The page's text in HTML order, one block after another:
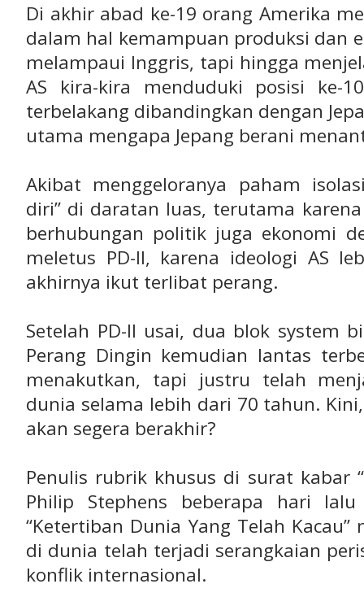
Di akhir abad ke-19 orang Amerika
dalam hal kemampuan produksi dan
melampaui Inggris, tapi hingga
AS kira-kira menduduki posisi ke-
terbelakang dibandingkan dengan
utama mengapa Jepang berani
Akibat menggeloranya paham
diri” di daratan luas, terutama
berhubungan politik juga ekonomi
meletus PD-II, karena ideologi AS
akhirnya ikut terlibat perang.
Setelah PD-II usai, dua blok system
Perang Dingin kemudian lantas
menakutkan, tapi justru telah
dunia selama lebih dari 70 tahun.
akan segera berakhir?
Penulis rubrik khusus di surat kabar
Philip Stephens beberapa hari
“Ketertiban Dunia Yang Telah
di dunia telah terjadi serangkaian
konflik internasional.